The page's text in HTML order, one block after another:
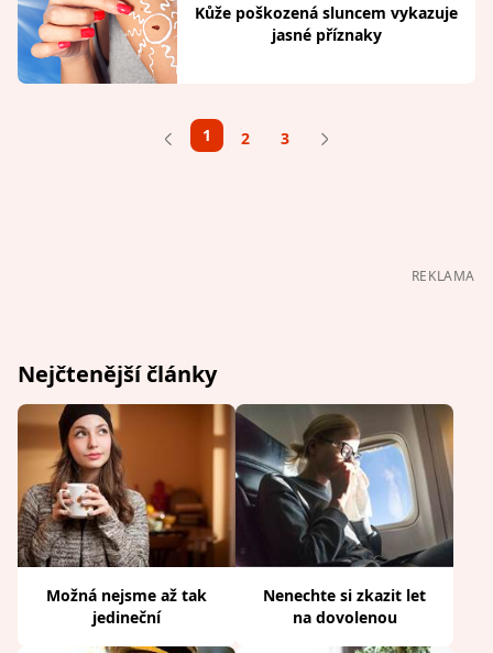
Kůže poškozená sluncem vykazuje
jasné příznaky
1 2 3
REKLAMA
Nejčtenější články
Možná nejsme až tak
jedineční
Nenechte si zkazit let
na dovolenou